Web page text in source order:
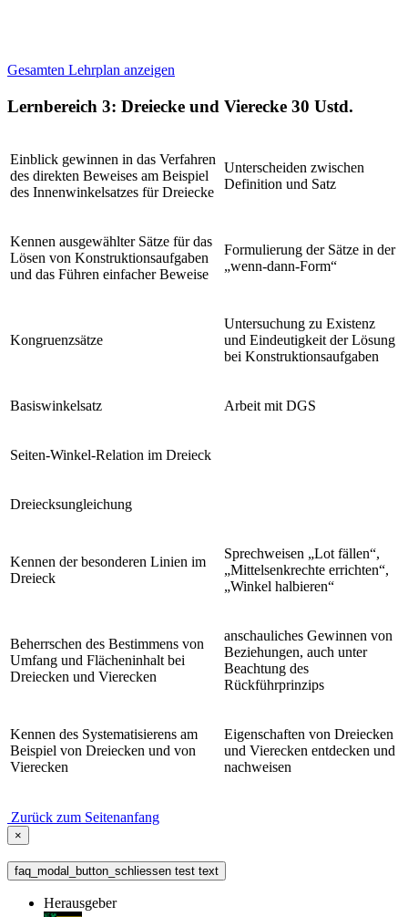
Gesamten Lehrplan anzeigen
Lernbereich 3: Dreiecke und Vierecke 30 Ustd.
Einblick gewinnen in das Verfahren
des direkten Beweises am Beispiel
des Innenwinkelsatzes für Dreiecke
Unterscheiden zwischen
Definition und Satz
Kennen ausgewählter Sätze für das
Lösen von Konstruktionsaufgaben
und das Führen einfacher Beweise
Formulierung der Sätze in der
„wenn-dann-Form“
Kongruenzsätze
Untersuchung zu Existenz
und Eindeutigkeit der Lösung
bei Konstruktionsaufgaben
Basiswinkelsatz Arbeit mit DGS
Seiten-Winkel-Relation im Dreieck
Dreiecksungleichung
Kennen der besonderen Linien im
Dreieck
Sprechweisen „Lot fällen“,
„Mittelsenkrechte errichten“,
„Winkel halbieren“
Beherrschen des Bestimmens von
Umfang und Flächeninhalt bei
Dreiecken und Vierecken
anschauliches Gewinnen von
Beziehungen, auch unter
Beachtung des
Rückführprinzips
Kennen des Systematisierens am
Beispiel von Dreiecken und von
Vierecken
Eigenschaften von Dreiecken
und Vierecken entdecken und
nachweisen
Zurück zum Seitenanfang
×
faq_modal_button_schliessen test text
Herausgeber